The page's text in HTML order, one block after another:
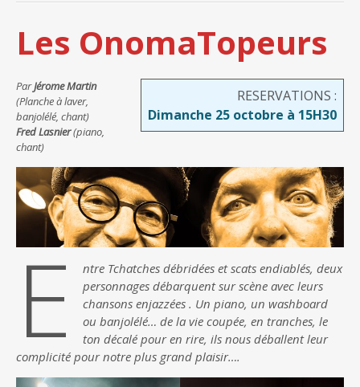
Les OnomaTopeurs
RESERVATIONS :
Dimanche 25 octobre à 15H30
ParJérome Martin
(Planche à laver,
banjolélé, chant)
Fred Lasnier(piano,
chant)
E
ntre Tchatches débridées et scats endiablés, deux
personnages débarquent sur scène avec leurs
chansons enjazzées . Un piano, un washboard
ou banjolélé… de la vie coupée, en tranches, le
ton décalé pour en rire, ils nous déballent leur
complicité pour notre plus grand plaisir….